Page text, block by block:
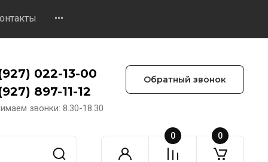
•••
022-13-00
897-11-12
звонки: 8.30-18.30
Обратный звонок
0 0